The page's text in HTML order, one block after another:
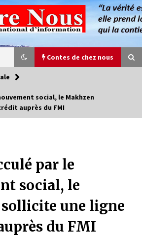
Contes de chez nous
nous
la mère n’est plus là (17e partie)
de sorcier
ago
el Gaïla / L’ogresse du M’zab
ago
social, le Makhzen
auprès du FMI
par le
social, le
une ligne
du FMI